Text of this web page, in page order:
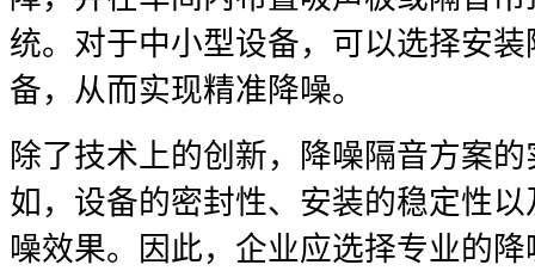
统。对于中小型设备，可以选择安
备，从而实现精准降噪。
除了技术上的创新，降噪隔音方案
如，设备的密封性、安装的稳定性
噪效果。因此，企业应选择专业的